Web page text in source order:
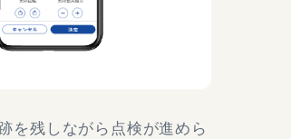
を残しながら点検が進めら